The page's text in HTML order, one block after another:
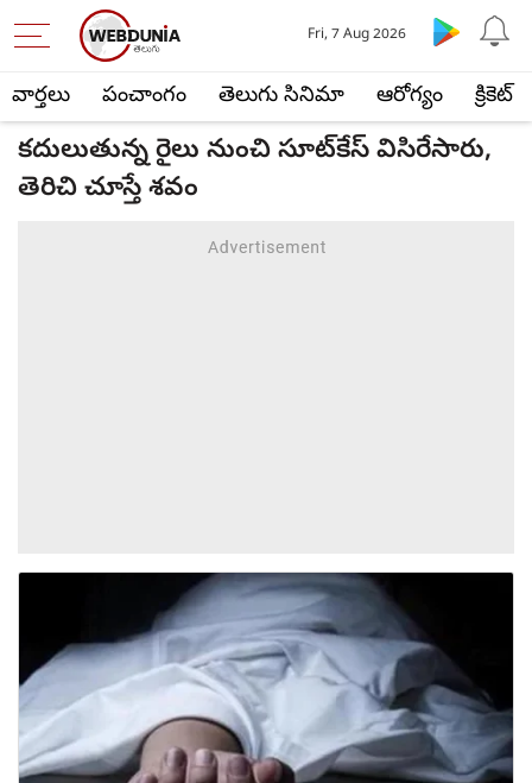
వార్తలు పంచాంగం తెలుగు సినిమా ఆరోగ్యం క్రికెట్
Fri, 7 Aug 2026
కదులుతున్న రైలు నుంచి సూట్‌కేస్ విసిరేసారు,
తెరిచి చూస్తే శవం